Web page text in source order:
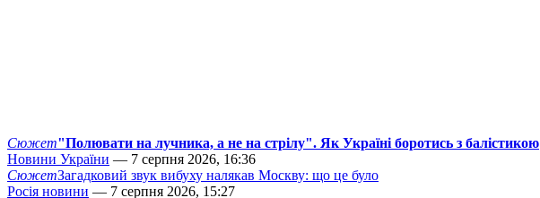
Сюжет"Полювати на лучника, а не на стрілу". Як Україні боротись з балістикою
Новини України — 7 серпня 2026, 16:36
СюжетЗагадковий звук вибуху налякав Москву: що це було
Росія новини — 7 серпня 2026, 15:27